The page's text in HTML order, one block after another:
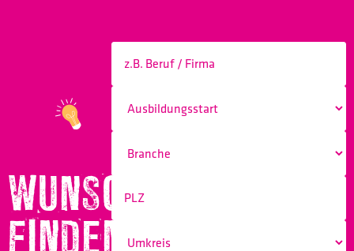
WUNSCHBERUF
FINDEN!